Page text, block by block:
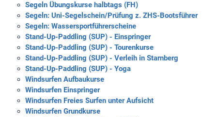
Segeln Übungskurse halbtags (FH)
Segeln: Uni-Segelschein/Prüfung z. ZHS-Bootsführer
Segeln: Wassersportführerscheine
Stand-Up-Paddling (SUP) - Einspringer
Stand-Up-Paddling (SUP) - Tourenkurse
Stand-Up-Paddling (SUP) - Verleih in Starnberg
Stand-Up-Paddling (SUP) - Yoga
Windsurfen Aufbaukurse
Windsurfen Einspringer
Windsurfen Freies Surfen unter Aufsicht
Windsurfen Grundkurse